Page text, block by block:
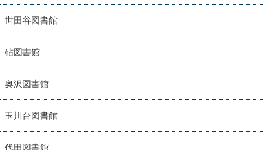
世田谷図書館
砧図書館
奥沢図書館
玉川台図書館
代田図書館